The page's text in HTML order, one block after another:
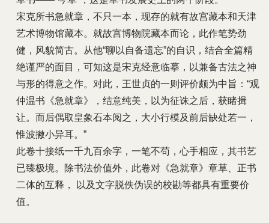
宋克所书急就章，不只一本，现存的就有故宫藏本和天津
艺术博物馆藏本。就故宫博物院藏本而论，此作笔势劲
健，风貌简古。从他“聊以自备遗忘”的自识，结合全篇精
绝谨严的面目，可知这是宋克经意临摹，以兼备古法之神
与形的得意之作。对此，王世贞的一则评价颇为中旨：“观
仲温书《急就章》，结意纯美，以为征诛之后，获睹揖
让。而后偶取皇象石本阅之，大小行模及前后缺处若一，
惟波撇小异耳。”
此卷十接纸一千九百余字，一笔不苟，心手相应，其书艺
已臻极境。除书法价值外，此卷对《急就章》章草、正书
二体的互释， 以及文字脱佚伪误的校勘等都具有重要价
值。